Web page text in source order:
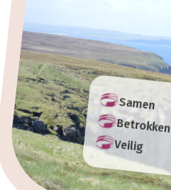
Samen
Betrokken
Veilig